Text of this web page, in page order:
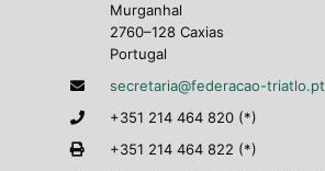
Murganhal
2760–128 Caxias
Portugal
secretaria@federacao-triatlo.pt
+351 214 464 820 (*)
+351 214 464 822 (*)